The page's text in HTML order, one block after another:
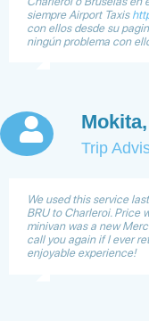
siempre Airport Taxis
con ellos desde su
ningún problema con
Trip
We used this service
BRU to Charleroi. Price
minivan was a new
call you again if I ever
enjoyable experience!